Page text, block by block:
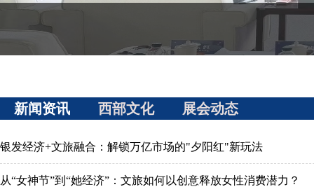
新闻资讯 西部文化 展会动态
银发经济+文旅融合：解锁万亿市场的"夕阳红"新玩法
从“女神节”到“她经济”：文旅如何以创意释放女性消费潜力？